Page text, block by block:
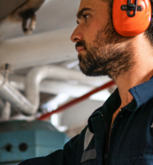
POMIARY
ULTRADŹWIĘKOWE